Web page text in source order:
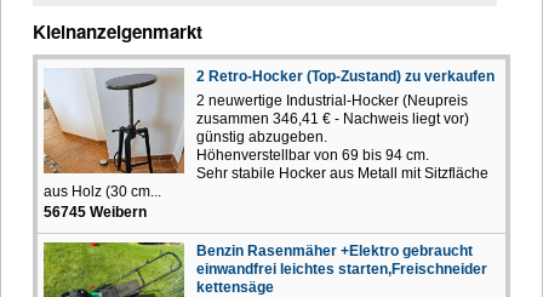
Kleinanzeigenmarkt
2 Retro-Hocker (Top-Zustand) zu verkaufen
2 neuwertige Industrial-Hocker (Neupreis
zusammen 346,41 € - Nachweis liegt vor)
günstig abzugeben.
Höhenverstellbar von 69 bis 94 cm.
Sehr stabile Hocker aus Metall mit Sitzfläche
aus Holz (30 cm...
56745 Weibern
Benzin Rasenmäher +Elektro gebraucht
einwandfrei leichtes starten,Freischneider
kettensäge